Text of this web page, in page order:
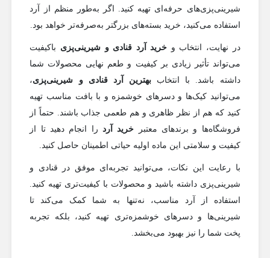
شیرینی‌پزی‌های حرفه‌ای تهیه کنید. اگر به‌طور منظم از آرد
استفاده می‌کنید، خرید بسته‌های بزرگتر به‌صرفه‌تر خواهد بود.
در نهایت، انتخاب و خرید آرد قنادی و شیرینی‌پزیباکیفیت
می‌تواند تأثیر زیادی بر کیفیت و طعم نهایی محصولات شما
داشته باشد. با انتخاب
بهترین آرد قنادی و شیرینی‌پزی،
می‌توانید کیک‌ها و دسرهای خوشمزه و با بافت مناسب تهیه
کنید که هم از نظر ظاهری و هم طعمی جذاب باشند. حتماً از
فروشگاه‌ها و برندهای معتبر
خرید آرد را انجام دهید تا از
کیفیت و سلامتی این ماده اولیه حیاتی اطمینان حاصل کنید.
با رعایت این نکات، می‌توانید تجربه‌ای موفق در قنادی و
شیرینی‌پزی داشته باشید و محصولات با کیفیت‌تری تهیه کنید.
استفاده از آرد مناسب، نه‌تنها به شما کمک می‌کند تا
شیرینی‌ها و دسرهای خوشمزه‌تری تهیه کنید، بلکه تجربه
پخت شما را نیز بهبود می‌بخشد.